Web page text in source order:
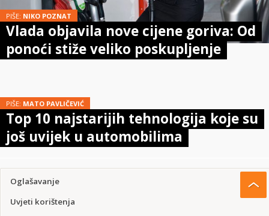
PIŠE: NIKO POZNAT
Vlada objavila nove cijene goriva: Od
ponoći stiže veliko poskupljenje
PIŠE: MATO PAVLIČEVIĆ
Top 10 najstarijih tehnologija koje su
još uvijek u automobilima
Oglašavanje
Uvjeti korištenja